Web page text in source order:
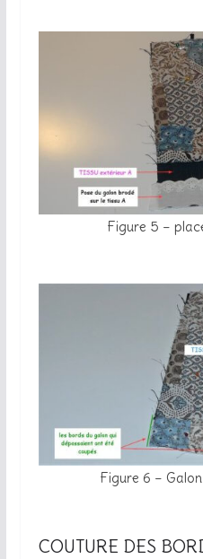
Figure 5 –
Figure 6 –
COUTURE DES